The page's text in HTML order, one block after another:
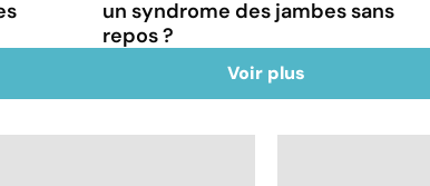
un syndrome des jambes sans
repos ?
Voir plus